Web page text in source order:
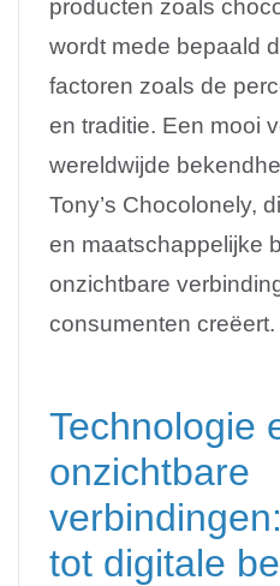
producten zoals
wordt mede bepaald
factoren zoals de
en traditie. Een mooi
wereldwijde
Tony’s Chocolonely,
en maatschappelijke
onzichtbare
consumenten creëert.
Technologie
onzichtbare
tot digitale